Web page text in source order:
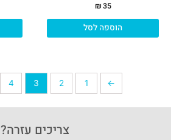
₪35
הוספה לסל
→
1
2
3
4
צריכים עזרה?